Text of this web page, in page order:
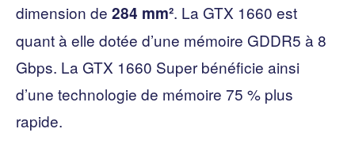
dimension de 284 mm². La GTX 1660 est
quant à elle dotée d’une mémoire GDDR5 à 8
Gbps. La GTX 1660 Super bénéficie ainsi
d’une technologie de mémoire 75 % plus
rapide.